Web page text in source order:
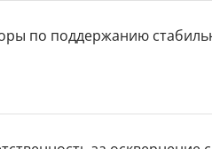
по поддержанию